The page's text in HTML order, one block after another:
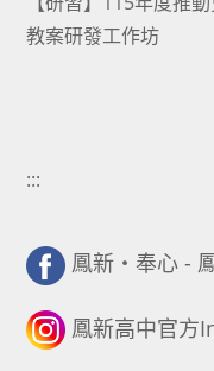
more
articles
教案研發工作坊
:::
鳳新・奉心 -
鳳新高中官方